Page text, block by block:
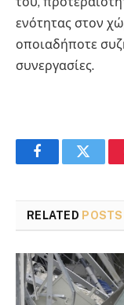
ενότητας στον
οποιαδήποτε
συνεργασίες.
FacebookTwitter
RELATED POSTS